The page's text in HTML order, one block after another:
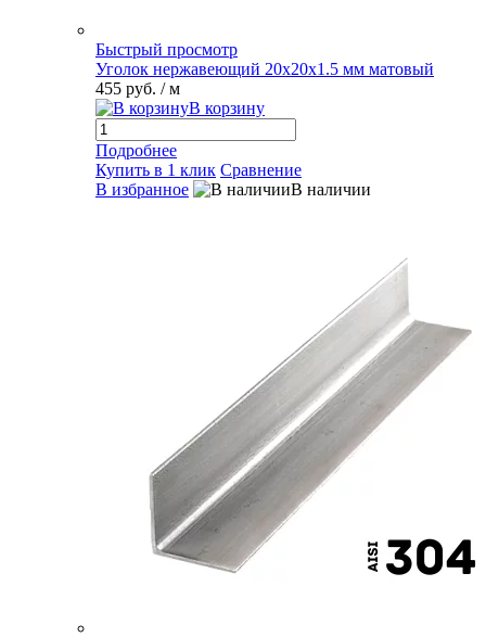
Быстрый просмотр
Уголок нержавеющий 20х20х1.5 мм матовый
455 руб. / м
В корзину
Подробнее
Купить в 1 клик Сравнение
В избранное
В наличии